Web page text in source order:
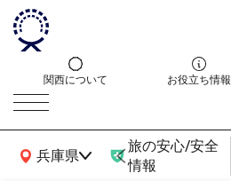
関西について お役立ち情報
兵庫県
関西広域MAP
旅の安心/安全
情報